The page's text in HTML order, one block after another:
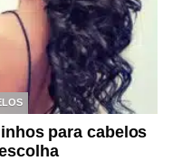
para cabelos